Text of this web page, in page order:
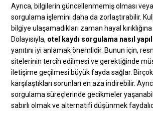
Ayrıca, bilgilerin güncellenmemiş olması
sorgulama işlemini daha da zorlaştırabilir.
bilgiye ulaşamadıkları zaman hayal
Dolayısıyla, otel kaydı sorgulama nasıl
yanıtını iyi anlamak önemlidir. Bunun için,
sitelerinin tercih edilmesi ve gerektiğinde
iletişime geçilmesi büyük fayda sağlar. Birçok
karşılaştıkları sorunları en aza indirebilir.
sorgulama süreçlerinde gecikmeler
sabırlı olmak ve alternatifi düşünmek